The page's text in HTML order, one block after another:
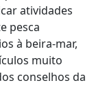
atividades
pesca
à beira-mar,
muito
conselhos da